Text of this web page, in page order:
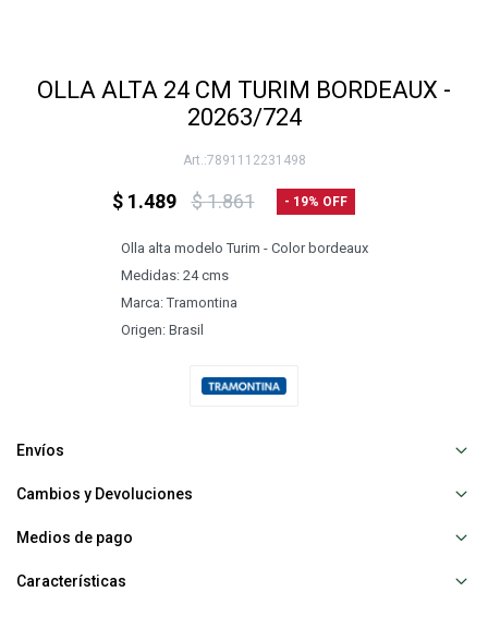
OLLA ALTA 24 CM TURIM BORDEAUX -
20263/724
7891112231498
$ 1.489 $1.861 19
Olla alta modelo Turim - Color bordeaux
Medidas: 24 cms
Marca: Tramontina
Origen: Brasil
Envíos
Cambios y Devoluciones
Medios de pago
Características